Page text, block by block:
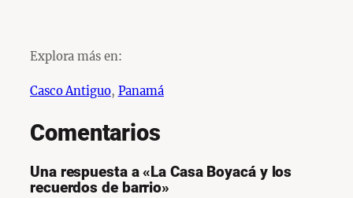
Explora más en:
Casco Antiguo, Panamá
Comentarios
Una respuesta a «La Casa Boyacá y los
recuerdos de barrio»